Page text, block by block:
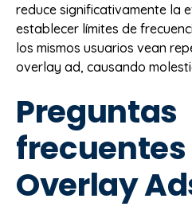
reduce significativamente la
establecer límites de
los mismos usuarios vean
overlay ad, causando
Preguntas
Overlay